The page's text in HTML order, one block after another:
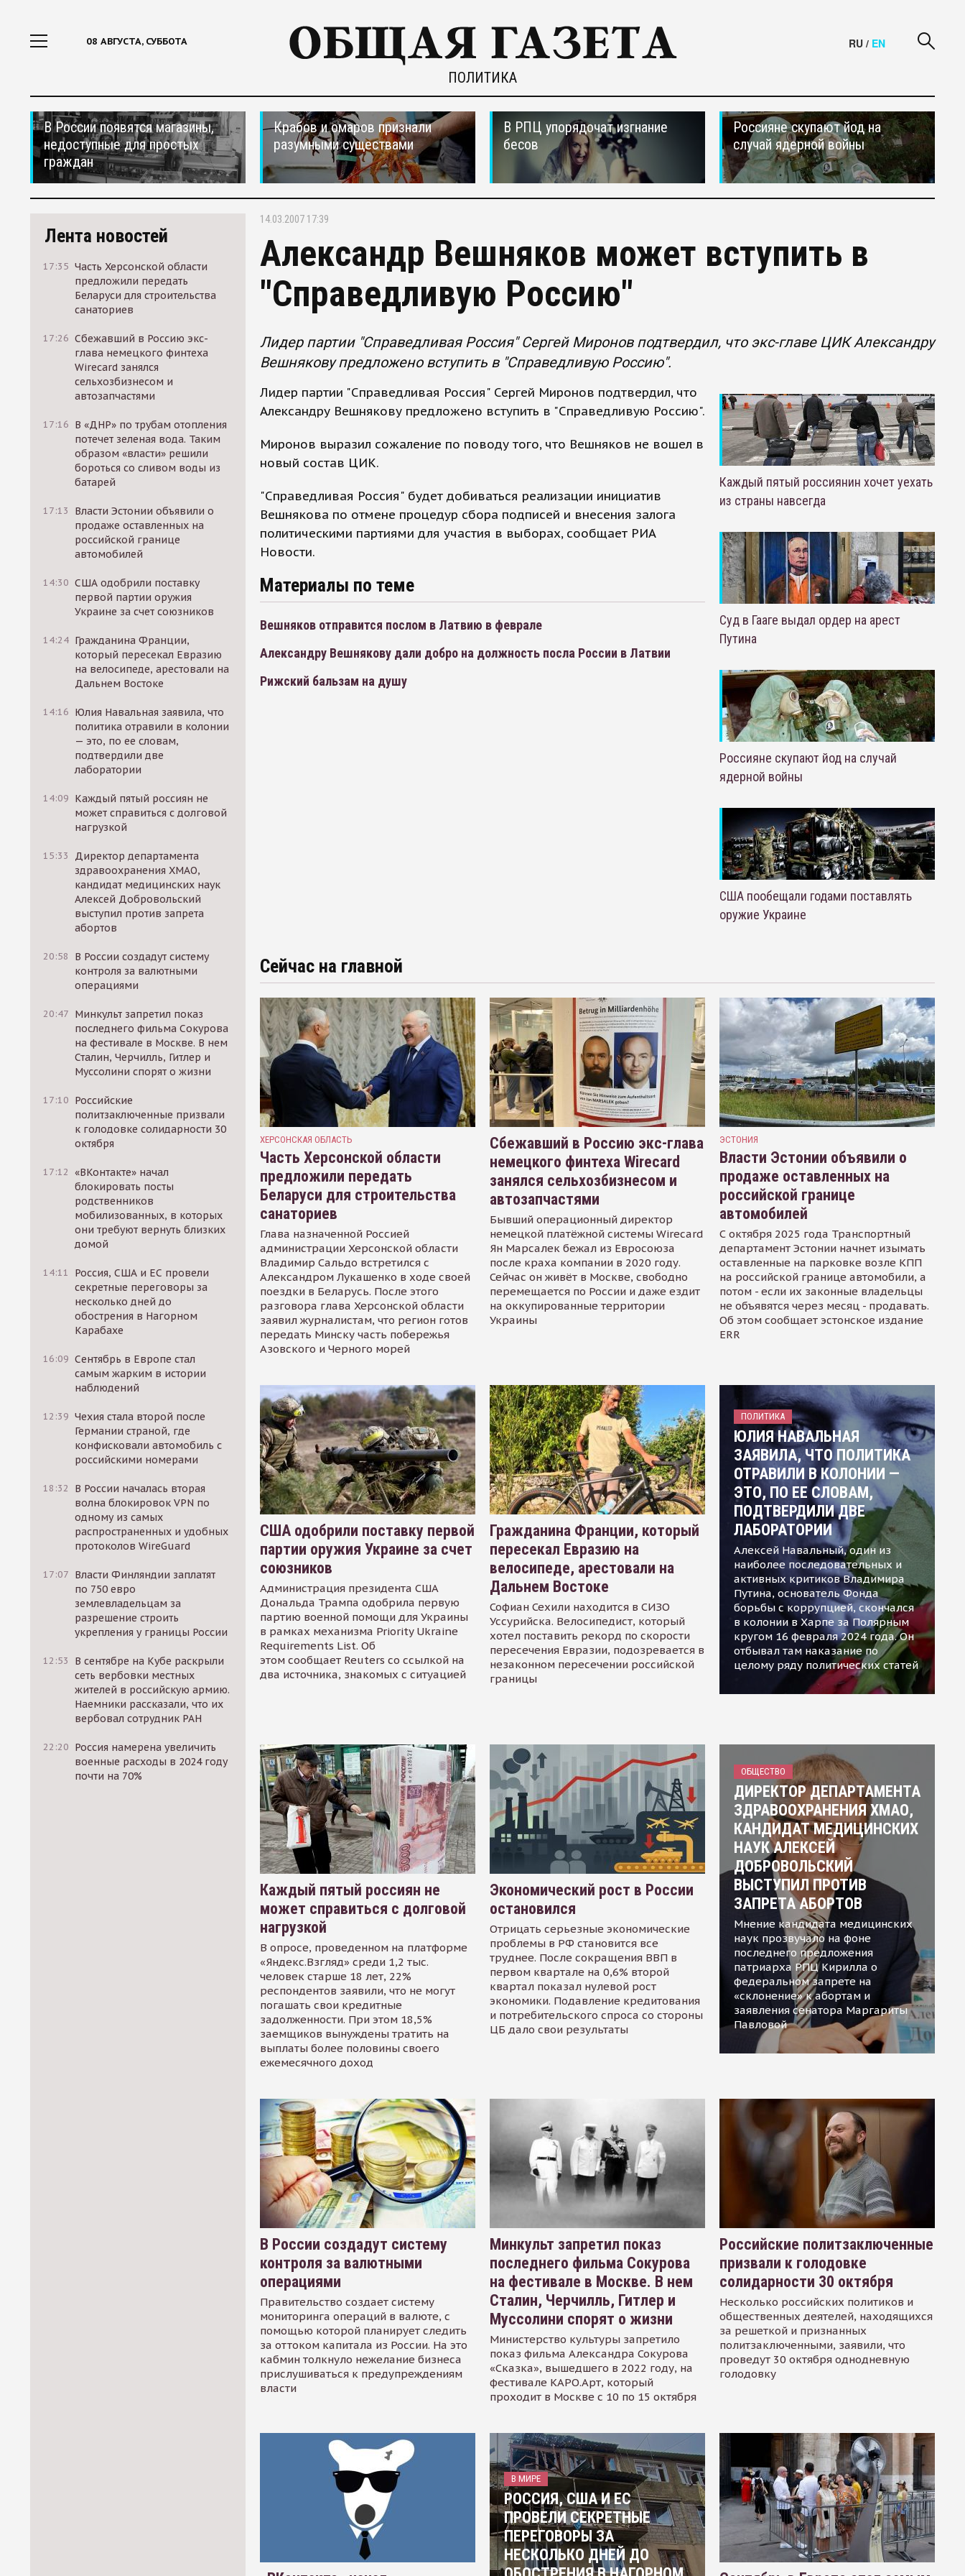
08 АВГУСТА, СУББОТА
ПОЛИТИКА
RU / EN
В России появятся магазины,
недоступные для простых
граждан
Крабов и омаров признали
разумными существами
В РПЦ упорядочат изгнание
бесов
Россияне скупают йод на
случай ядерной войны
Лента новостей
17:35 Часть Херсонской области
предложили передать
Беларуси для строительства
санаториев
17:26 Сбежавший в Россию экс-
глава немецкого финтеха
Wirecard занялся
сельхозбизнесом и
автозапчастями
17:16 В «ДНР» по трубам отопления
потечет зеленая вода. Таким
образом «власти» решили
бороться со сливом воды из
батарей
17:13
Власти Эстонии объявили о
продаже оставленных на
российской границе
автомобилей
14:30 США одобрили поставку
первой партии оружия
Украине за счет союзников
14:24 Гражданина Франции,
который пересекал Евразию
на велосипеде, арестовали на
Дальнем Востоке
14:16 Юлия Навальная заявила, что
политика отравили в колонии
— это, по ее словам,
подтвердили две
лаборатории
14:09 Каждый пятый россиян не
может справиться с долговой
нагрузкой
15:33
Директор департамента
здравоохранения ХМАО,
кандидат медицинских наук
Алексей Добровольский
выступил против запрета
абортов
20:58
В России создадут систему
контроля за валютными
операциями
20:47 Минкульт запретил показ
последнего фильма Сокурова
на фестивале в Москве. В нем
Сталин, Черчилль, Гитлер и
Муссолини спорят о жизни
17:10 Российские
политзаключенные призвали
к голодовке солидарности 30
октября
17:12 «ВКонтакте» начал
блокировать посты
родственников
мобилизованных, в которых
они требуют вернуть близких
домой
14:11
Россия, США и ЕС провели
секретные переговоры за
несколько дней до
обострения в Нагорном
Карабахе
16:09 Сентябрь в Европе стал
самым жарким в истории
наблюдений
12:39 Чехия стала второй после
Германии страной, где
конфисковали автомобиль с
российскими номерами
18:32
В России началась вторая
волна блокировок VPN по
одному из самых
распространенных и удобных
протоколов WireGuard
17:07 Власти Финляндии заплатят
по 750 евро
землевладельцам за
разрешение строить
укрепления у границы России
12:53
В сентябре на Кубе раскрыли
сеть вербовки местных
жителей в российскую армию.
Наемники рассказали, что их
вербовал сотрудник РАН
22:20 Россия намерена увеличить
военные расходы в 2024 году
почти на 70%
14.03.2007 17:39
Александр Вешняков может вступить в
"Справедливую Россию"
Лидер партии "Справедливая Россия" Сергей Миронов подтвердил, что экс-главе ЦИК Александру
Вешнякову предложено вступить в "Справедливую Россию".
Лидер партии "Справедливая Россия" Сергей Миронов подтвердил, что
Александру Вешнякову предложено вступить в "Справедливую Россию".
Миронов выразил сожаление по поводу того, что Вешняков не вошел в
новый состав ЦИК.
"Справедливая Россия" будет добиваться реализации инициатив
Вешнякова по отмене процедур сбора подписей и внесения залога
политическими партиями для участия в выборах, сообщает РИА
Новости.
Материалы по теме
Вешняков отправится послом в Латвию в феврале
Александру Вешнякову дали добро на должность посла России в Латвии
Рижский бальзам на душу
Каждый пятый россиянин хочет уехать
из страны навсегда
Суд в Гааге выдал ордер на арест
Путина
Россияне скупают йод на случай
ядерной войны
США пообещали годами поставлять
оружие Украине
Сейчас на главной
ХЕРСОНСКАЯ ОБЛАСТЬ
Часть Херсонской области
предложили передать
Беларуси для строительства
санаториев
Глава назначенной Россией
администрации Херсонской области
Владимир Сальдо встретился с
Александром Лукашенко в ходе своей
поездки в Беларусь. После этого
разговора глава Херсонской области
заявил журналистам, что регион готов
передать Минску часть побережья
Азовского и Черного морей
Сбежавший в Россию экс-глава
немецкого финтеха Wirecard
занялся сельхозбизнесом и
автозапчастями
Бывший операционный директор
немецкой платёжной системы Wirecard
Ян Марсалек бежал из Евросоюза
после краха компании в 2020 году.
Сейчас он живёт в Москве, свободно
перемещается по России и даже ездит
на оккупированные территории
Украины
ЭСТОНИЯ
Власти Эстонии объявили о
продаже оставленных на
российской границе
автомобилей
С октября 2025 года Транспортный
департамент Эстонии начнет изымать
оставленные на парковке возле КПП
на российской границе автомобили, а
потом - если их законные владельцы
не объявятся через месяц - продавать.
Об этом сообщает эстонское издание
ERR
США одобрили поставку первой
партии оружия Украине за счет
союзников
Администрация президента США
Дональда Трампа одобрила первую
партию военной помощи для Украины
в рамках механизма Priority Ukraine
Requirements List. Об
этом сообщает Reuters со ссылкой на
два источника, знакомых с ситуацией
Гражданина Франции, который
пересекал Евразию на
велосипеде, арестовали на
Дальнем Востоке
Софиан Сехили находится в СИЗО
Уссурийска. Велосипедист, который
хотел поставить рекорд по скорости
пересечения Евразии, подозревается в
незаконном пересечении российской
границы
ПОЛИТИКА
ЮЛИЯ НАВАЛЬНАЯ
ЗАЯВИЛА, ЧТО ПОЛИТИКА
ОТРАВИЛИ В КОЛОНИИ —
ЭТО, ПО ЕЕ СЛОВАМ,
ПОДТВЕРДИЛИ ДВЕ
ЛАБОРАТОРИИ
Алексей Навальный, один из
наиболее последовательных и
активных критиков Владимира
Путина, основатель Фонда
борьбы с коррупцией, скончался
в колонии в Харпе за Полярным
кругом 16 февраля 2024 года. Он
отбывал там наказание по
целому ряду политических статей
Каждый пятый россиян не
может справиться с долговой
нагрузкой
В опросе, проведенном на платформе
«Яндекс.Взгляд» среди 1,2 тыс.
человек старше 18 лет, 22%
респондентов заявили, что не могут
погашать свои кредитные
задолженности. При этом 18,5%
заемщиков вынуждены тратить на
выплаты более половины своего
ежемесячного доход
Экономический рост в России
остановился
Отрицать серьезные экономические
проблемы в РФ становится все
труднее. После сокращения ВВП в
первом квартале на 0,6% второй
квартал показал нулевой рост
экономики. Подавление кредитования
и потребительского спроса со стороны
ЦБ дало свои результаты
ОБЩЕСТВО
ДИРЕКТОР ДЕПАРТАМЕНТА
ЗДРАВООХРАНЕНИЯ ХМАО,
КАНДИДАТ МЕДИЦИНСКИХ
НАУК АЛЕКСЕЙ
ДОБРОВОЛЬСКИЙ
ВЫСТУПИЛ ПРОТИВ
ЗАПРЕТА АБОРТОВ
Мнение кандидата медицинских
наук прозвучало на фоне
последнего предложения
патриарха РПЦ Кирилла о
федеральном запрете на
«склонение» к абортам и
заявления сенатора Маргариты
Павловой
В России создадут систему
контроля за валютными
операциями
Правительство создает систему
мониторинга операций в валюте, с
помощью которой планирует следить
за оттоком капитала из России. На это
кабмин толкнуло нежелание бизнеса
прислушиваться к предупреждениям
власти
Минкульт запретил показ
последнего фильма Сокурова
на фестивале в Москве. В нем
Сталин, Черчилль, Гитлер и
Муссолини спорят о жизни
Министерство культуры запретило
показ фильма Александра Сокурова
«Сказка», вышедшего в 2022 году, на
фестивале КАРО.Арт, который
проходит в Москве с 10 по 15 октября
Российские политзаключенные
призвали к голодовке
солидарности 30 октября
Несколько российских политиков и
общественных деятелей, находящихся
за решеткой и признанных
политзаключенными, заявили, что
проведут 30 октября однодневную
голодовку
В МИРЕ
РОССИЯ, США И ЕС
ПРОВЕЛИ СЕКРЕТНЫЕ
ПЕРЕГОВОРЫ ЗА
НЕСКОЛЬКО ДНЕЙ ДО